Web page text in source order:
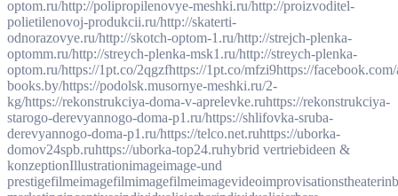
optom.ru/http://polipropilenovye-meshki.ru/http://proizvoditel-
polietilenovoj-produkcii.ru/http://skaterti-
odnorazovye.ru/http://skotch-optom-1.ru/http://strejch-plenka-
optomm.ru/http://streych-plenka-msk1.ru/http://streych-plenka-
optom.ru/https://1pt.co/2qgzfhttps://1pt.co/mfzi9https://
books.by/https://podolsk.musornye-meshki.ru/2-
kg/https://rekonstrukciya-doma-v-aprelevke.ruhttps://rekonstrukciya-
starogo-derevyannogo-doma-p1.ru/https://shlifovka-sruba-
derevyannogo-doma-p1.ru/https://telco.net.ruhttps://uborka-
domov24spb.ruhttps://uborka-top24.ruhybrid vertriebideen &
konzeptionIllustrationimageimage-und
prestigefilmeimagefilmimagefilmeimagevideoimprovisationstheater